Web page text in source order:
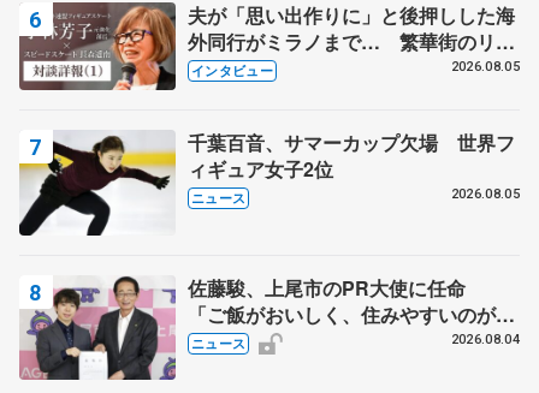
夫が「思い出作りに」と後押しした海
外同行がミラノまで… 繁華街のリン
クでは不良のお兄さんも味方に 小林
インタビュー 2026.08.05
千葉百音、サマーカップ欠場 世界フ
ィギュア女子2位
ニュース 2026.08.05
佐藤駿、上尾市のPR大使に任命
「ご飯がおいしく、住みやすいのが魅
力」
ニュース 2026.08.04